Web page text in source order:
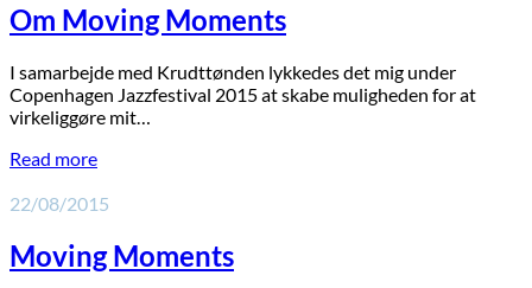
Om Moving Moments
I samarbejde med Krudttønden lykkedes det mig under
Copenhagen Jazzfestival 2015 at skabe muligheden for at
virkeliggøre mit…
Read more
22/08/2015
Moving Moments